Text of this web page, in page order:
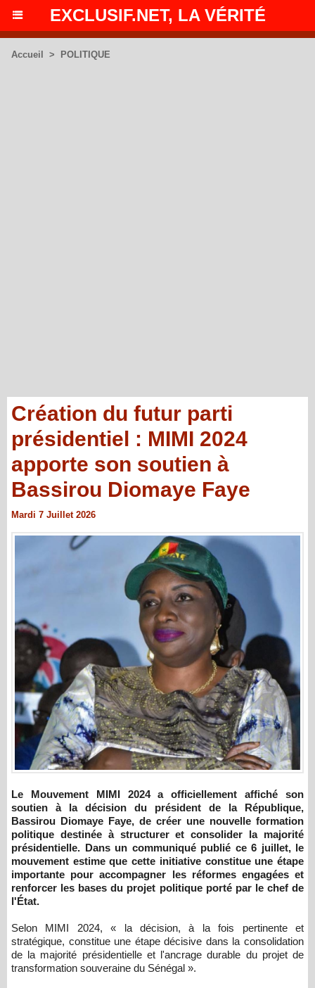
EXCLUSIF.NET, LA VÉRITÉ
Accueil > POLITIQUE
Création du futur parti
présidentiel : MIMI 2024
apporte son soutien à
Bassirou Diomaye Faye
Mardi 7 Juillet 2026
Le Mouvement MIMI 2024 a officiellement affiché son
soutien à la décision du président de la République,
Bassirou Diomaye Faye, de créer une nouvelle formation
politique destinée à structurer et consolider la majorité
présidentielle. Dans un communiqué publié ce 6 juillet, le
mouvement estime que cette initiative constitue une étape
importante pour accompagner les réformes engagées et
renforcer les bases du projet politique porté par le chef de
l'État.
Selon MIMI 2024, « la décision, à la fois pertinente et
stratégique, constitue une étape décisive dans la consolidation
de la majorité présidentielle et l'ancrage durable du projet de
transformation souveraine du Sénégal ».